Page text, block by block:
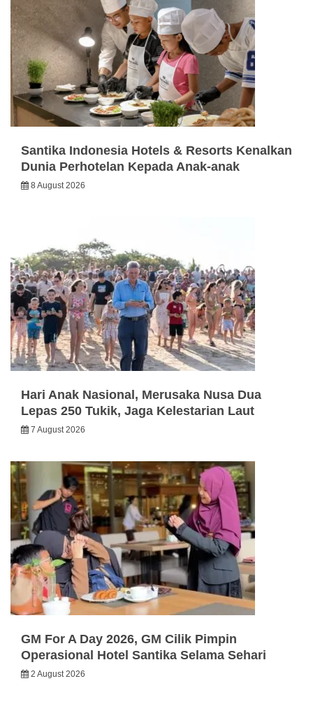
Santika Indonesia Hotels & Resorts Kenalkan
Dunia Perhotelan Kepada Anak-anak
8 August 2026
Hari Anak Nasional, Merusaka Nusa Dua
Lepas 250 Tukik, Jaga Kelestarian Laut
7 August 2026
GM For A Day 2026, GM Cilik Pimpin
Operasional Hotel Santika Selama Sehari
2 August 2026